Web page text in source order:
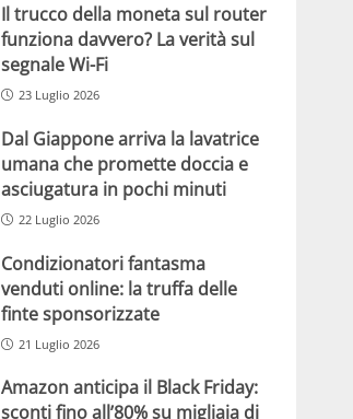
Il trucco della moneta sul router
funziona davvero? La verità sul
segnale Wi-Fi
23 Luglio 2026
Dal Giappone arriva la lavatrice
umana che promette doccia e
asciugatura in pochi minuti
22 Luglio 2026
Condizionatori fantasma
venduti online: la truffa delle
finte sponsorizzate
21 Luglio 2026
Amazon anticipa il Black Friday:
sconti fino all’80% su migliaia di